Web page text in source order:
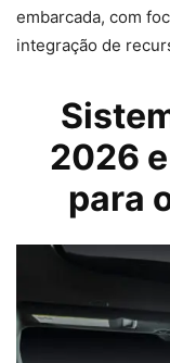
embarcada, com
integração de
2026
para